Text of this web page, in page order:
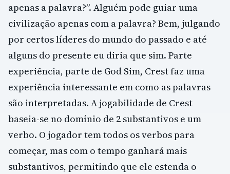
apenas a palavra?”. Alguém pode guiar uma
civilização apenas com a palavra? Bem, julgando
por certos líderes do mundo do passado e até
alguns do presente eu diria que sim. Parte
experiência, parte de God Sim, Crest faz uma
experiência interessante em como as palavras
são interpretadas. A jogabilidade de Crest
baseia-se no domínio de 2 substantivos e um
verbo. O jogador tem todos os verbos para
começar, mas com o tempo ganhará mais
substantivos, permitindo que ele estenda o